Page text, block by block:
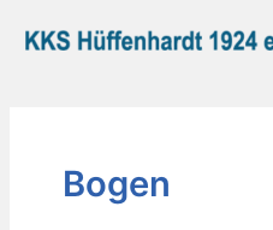
Inhalt
Bogen